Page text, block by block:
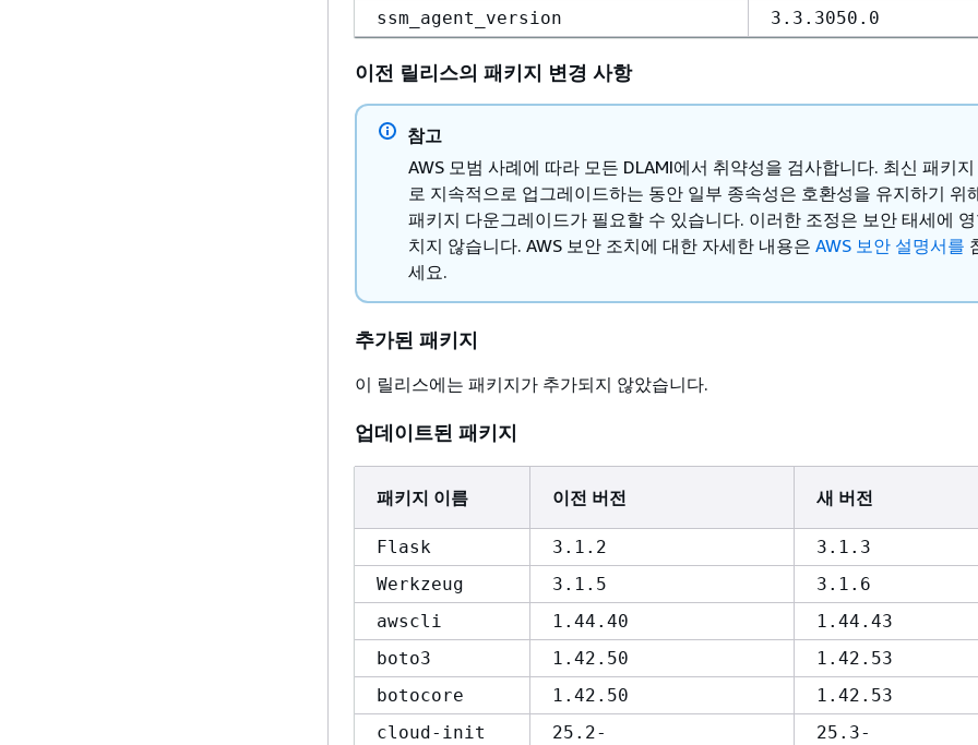
ssm_agent_version
3.3.3050.0
이전 릴리스의 패키지 변경 사항
참고
AWS 모범 사례에 따라 모든 DLAMI에서 취약성을 검사합니다. 최신 패키
로 지속적으로 업그레이드하는 동안 일부 종속성은 호환성을 유지하기 위
패키지 다운그레이드가 필요할 수 있습니다. 이러한 조정은 보안 태세에
치지 않습니다. AWS 보안 조치에 대한 자세한 내용은 AWS 보안 설명서를
세요.
추가된 패키지
이 릴리스에는 패키지가 추가되지 않았습니다.
업데이트된 패키지
패키지 이름 이전 버전 새 버전
Flask 3.1.2
3.1.3
Werkzeug
3.1.5
3.1.6
awscli
1.44.40
1.44.43
boto3
1.42.50
1.42.53
botocore
1.42.50
1.42.53
cloud-init
25.2-
25.3-